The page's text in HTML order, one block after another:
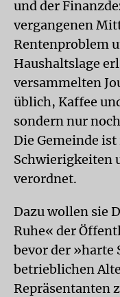
und der
vergangenen
Rentenproblem
Haushaltslage
versammelten
üblich, Kaffee
sondern nur
Die Gemeinde
Schwierigkeiten
verordnet.
Dazu wollen sie
Ruhe« der
bevor der »harte
betrieblichen
Repräsentanten